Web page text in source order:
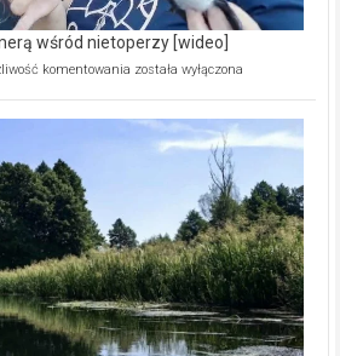
wśród nietoperzy [wideo]
komentowania Ekologiczne
kamerą
wśród
została wyłączona